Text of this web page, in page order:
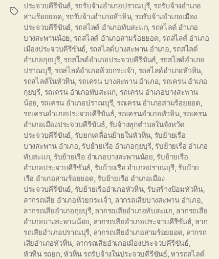
Tags
ประจวบคีรีขันธ์ รถรับจ้างอำเภอปราณบุรี, รถรับจ้างอำเภอ
สามร้อยยอด รถรับจ้างอำเภอหัวหิน, รถรับจ้างอำเภอเมือง
ประจวบคีรีขันธ์ รถสไลด์ อำเภอทับสะแก รถสไลด์ อำเภอ
บางสะพานน้อย รถสไลด์ อำเภอสามร้อยยอด รถสไลด์ อำเภอ
เมืองประจวบคีรีขันธ์ รถสไลด์บางสะพาน อำเภอ รถสไลด์
อำเภอกุยบุรี, รถสไลด์อำเภอประจวบคีรีขันธ์ รถสไลด์อำเภอ
ปราณบุรี, รถสไลด์อำเภอห้วยกระเจ้า รถสไลด์อำเภอหัวหิน
รถสไลด์ในหัวหิน, รถเครน บางสะพาน อำเภอ รถเครน อำเภอ
กุยบุรี รถเครน อำเภอทับสะแก รถเครน อำเภอบางสะพาน
น้อย รถเครน อำเภอปราณบุรี, รถเครน อำเภอสามร้อยยอด
รถเครนอำเภอประจวบคีรีขันธ์, รถเครนอำเภอหัวหิน, รถเครน
อำเภอเมืองประจวบคีรีขันธ์ รับจ้างทุกตำบลในจังหวัด
ประจวบคีรีขันธ์ รับยกเคลื่อนย้ายในหัวหิน รับย้ายเรือ
บางสะพาน อำเภอ รับย้ายเรือ อำเภอกุยบุรี, รับย้ายเรือ อำเภอ
ทับสะแก รับย้ายเรือ อำเภอบางสะพานน้อย รับย้ายเรือ
อำเภอประจวบคีรีขันธ์ รับย้ายเรือ อำเภอปราณบุรี, รับย้าย
เรือ อำเภอสามร้อยยอด รับย้ายเรือ อำเภอเมือง
ประจวบคีรีขันธ์ รับย้ายเรืออำเภอหัวหิน, รับสร้างป้อมหัวหิน,
ลากรถเสีย อำเภอห้วยกระเจ้า ลากรถเสียบางสะพาน อำเภอ
ลากรถเสียอำเภอกุยบุรี, ลากรถเสียอำเภอทับสะแก ลากรถเสีย
อำเภอบางสะพานน้อย ลากรถเสียอำเภอประจวบคีรีขันธ์, ลาก
รถเสียอำเภอปราณบุรี ลากรถเสียอำเภอสามร้อยยอด ลากรถ
เสียอำเภอหัวหิน ลากรถเสียอำเภอเมืองประจวบคีรีขันธ์,
หัวหิน รถยก ,หัวหิน รถรับจ้างในประจวบคีรีขันธ์,หารถสไลด์